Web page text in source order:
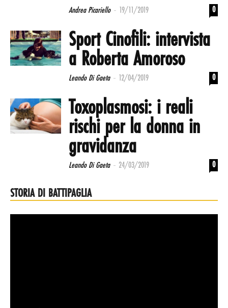
Andrea Picariello - 19/11/2019 0
Sport Cinofili: intervista
a Roberta Amoroso
Leando Di Gaeta - 12/04/2019 0
Toxoplasmosi: i reali
rischi per la donna in
gravidanza
Leando Di Gaeta - 24/03/2019 0
STORIA DI BATTIPAGLIA